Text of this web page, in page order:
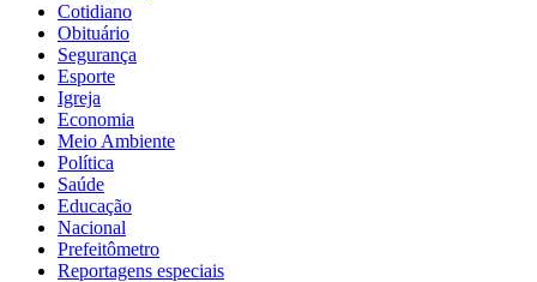
Cotidiano
Obituário
Segurança
Esporte
Igreja
Economia
Meio Ambiente
Política
Saúde
Educação
Nacional
Prefeitômetro
Reportagens especiais